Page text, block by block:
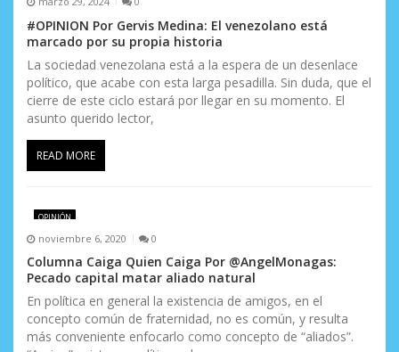
#OPINION Por Gervis Medina: El venezolano está
marcado por su propia historia
La sociedad venezolana está a la espera de un desenlace
político, que acabe con esta larga pesadilla. Sin duda, que el
cierre de este ciclo estará por llegar en su momento. El
asunto querido lector,
READ MORE
OPINIÓN
noviembre 6, 2020 0
Columna Caiga Quien Caiga Por @AngelMonagas:
Pecado capital matar aliado natural
En política en general la existencia de amigos, en el
concepto común de fraternidad, no es común, y resulta
más conveniente enfocarlo como concepto de “aliados”.